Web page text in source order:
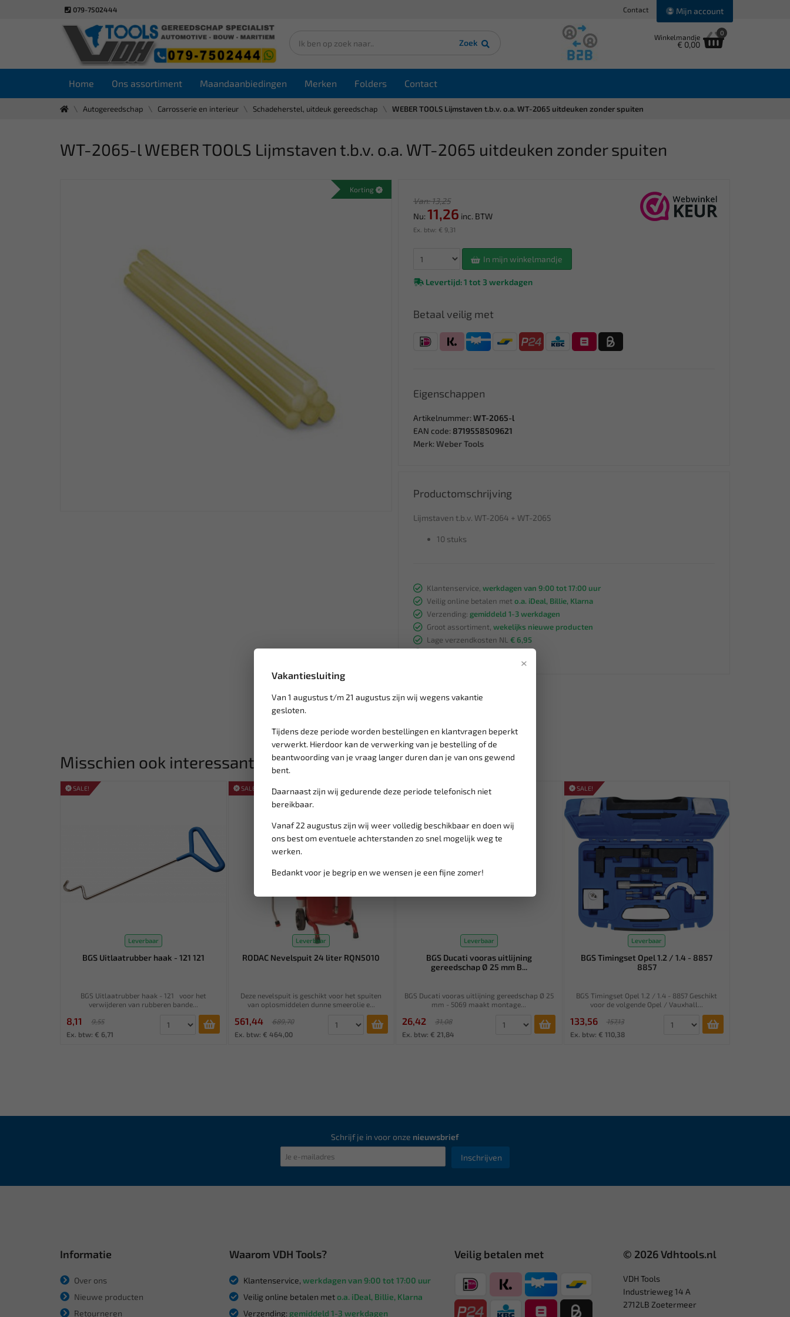
079-7502444 Contact Mijn account
Zoek
Winkelmandje
€ 0,00
0
Home Ons assortiment Maandaanbiedingen Merken Folders Contact
Autogereedschap Carrosserie en interieur Schadeherstel, uitdeuk gereedschap WEBER TOOLS Lijmstaven t.b.v. o.a. WT-2065 uitdeuken zonder spuiten
×
Vakantiesluiting
Van 1 augustus t/m 21 augustus zijn wij wegens vakantie
gesloten.
Tijdens deze periode worden bestellingen en klantvragen beperkt
verwerkt. Hierdoor kan de verwerking van je bestelling of de
beantwoording van je vraag langer duren dan je van ons gewend
bent.
Daarnaast zijn wij gedurende deze periode telefonisch niet
bereikbaar.
Vanaf 22 augustus zijn wij weer volledig beschikbaar en doen wij
ons best om eventuele achterstanden zo snel mogelijk weg te
werken.
Bedankt voor je begrip en we wensen je een fijne zomer!
WT-2065-l WEBER TOOLS Lijmstaven t.b.v. o.a. WT-2065 uitdeuken zonder spuiten
Korting
Van: 13,25
Nu: 11,26 inc. BTW
Ex. btw: € 9,31
In mijn winkelmandje
Levertijd: 1 tot 3 werkdagen
Betaal veilig met
Eigenschappen
Artikelnummer: WT-2065-l
EAN code: 8719558509621
Merk: Weber Tools
Productomschrijving
Lijmstaven t.b.v. WT-2064 + WT-2065
10 stuks
Klantenservice, werkdagen van 9:00 tot 17:00 uur
Veilig online betalen met o.a. iDeal, Billie, Klarna
Verzending: gemiddeld 1-3 werkdagen
Groot assortiment, wekelijks nieuwe producten
Lage verzendkosten NL € 6,95
Misschien ook interessant:
SALE!
Leverbaar
BGS Uitlaatrubber haak - 121 121
BGS Uitlaatrubber haak - 121 voor het
verwijderen van rubberen bande...
8,11
9,55
Ex. btw: € 6,71
SALE!
Leverbaar
RODAC Nevelspuit 24 liter RQN5010
Deze nevelspuit is geschikt voor het spuiten
van oplosmiddelen dunne smeerolie e...
561,44
689,70
Ex. btw: € 464,00
SALE!
Leverbaar
BGS Ducati vooras uitlijning
gereedschap Ø 25 mm B...
BGS Ducati vooras uitlijning gereedschap Ø 25
mm - 5069 maakt montage...
26,42
31,08
Ex. btw: € 21,84
SALE!
Leverbaar
BGS Timingset Opel 1.2 / 1.4 - 8857
8857
BGS Timingset Opel 1.2 / 1.4 - 8857 Geschikt
voor de volgende Opel / Vauxhall...
133,56
157,13
Ex. btw: € 110,38
Schrijf je in voor onze nieuwsbrief
Inschrijven
Informatie
Over ons
Nieuwe producten
Retourneren
Waarom VDH Tools?
Klantenservice, werkdagen van 9:00 tot 17:00 uur
Veilig online betalen meto.a. iDeal, Billie, Klarna
Verzending: gemiddeld 1-3 werkdagen
Veilig betalen met © 2026 Vdhtools.nl
VDH Tools
Industrieweg 14 A
2712LB Zoetermeer